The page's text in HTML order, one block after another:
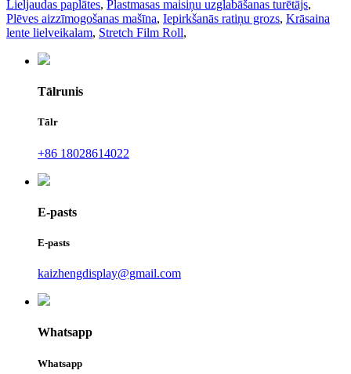
Lieljaudas paplātes, Plastmasas maisiņu uzglabāšanas turētājs,
Plēves aizzīmogošanas mašīna, Iepirkšanās ratiņu grozs, Krāsaina
lente lielveikalam, Stretch Film Roll,
Tālrunis
Tālr
+86 18028614022
E-pasts
E-pasts
kaizhengdisplay@gmail.com
Whatsapp
Whatsapp